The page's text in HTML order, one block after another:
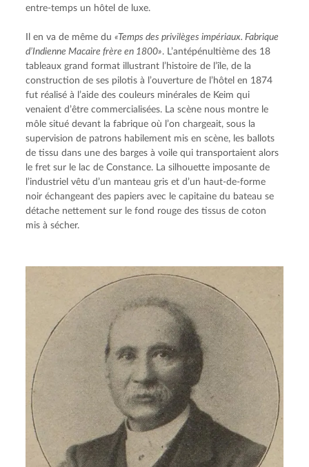
entre-temps un hôtel de luxe.
Il en va de même du «Temps des privilèges impériaux. Fabrique
d’Indienne Macaire frère en 1800». L’antépénultième des 18
tableaux grand format illustrant l’histoire de l’île, de la
construction de ses pilotis à l’ouverture de l’hôtel en 1874
fut réalisé à l’aide des couleurs minérales de Keim qui
venaient d’être commercialisées. La scène nous montre le
môle situé devant la fabrique où l’on chargeait, sous la
supervision de patrons habilement mis en scène, les ballots
de tissu dans une des barges à voile qui transportaient alors
le fret sur le lac de Constance. La silhouette imposante de
l’industriel vêtu d’un manteau gris et d’un haut-de-forme
noir échangeant des papiers avec le capitaine du bateau se
détache nettement sur le fond rouge des tissus de coton
mis à sécher.